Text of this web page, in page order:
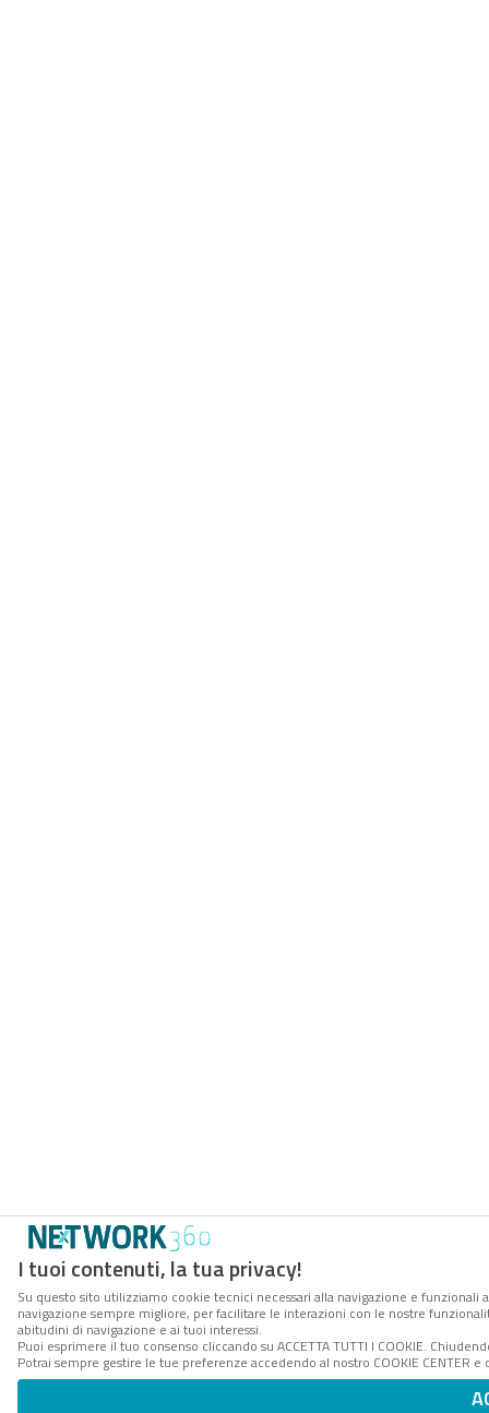
I tuoi contenuti, la tua privacy!
Su questo sito utilizziamo cookie tecnici necessari alla navigazione e
navigazione sempre migliore, per facilitare le interazioni con le nostre
abitudini di navigazione e ai tuoi interessi.
Puoi esprimere il tuo consenso cliccando su ACCETTA TUTTI I COOKIE.
Potrai sempre gestire le tue preferenze accedendo al nostro COOKIE